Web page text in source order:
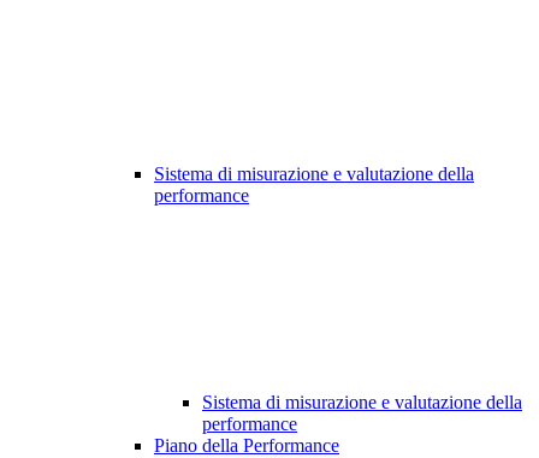
Sistema di misurazione e valutazione della
performance
Sistema di misurazione e valutazione della
performance
Piano della Performance